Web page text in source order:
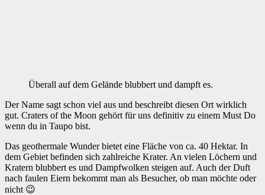
Überall auf dem Gelände blubbert und dampft es.
Der Name sagt schon viel aus und beschreibt diesen Ort wirklich
gut. Craters of the Moon gehört für uns definitiv zu einem Must Do
wenn du in Taupo bist.
Das geothermale Wunder bietet eine Fläche von ca. 40 Hektar. In
dem Gebiet befinden sich zahlreiche Krater. An vielen Löchern und
Kratern blubbert es und Dampfwolken steigen auf. Auch der Duft
nach faulen Eiern bekommt man als Besucher, ob man möchte oder
nicht 😉